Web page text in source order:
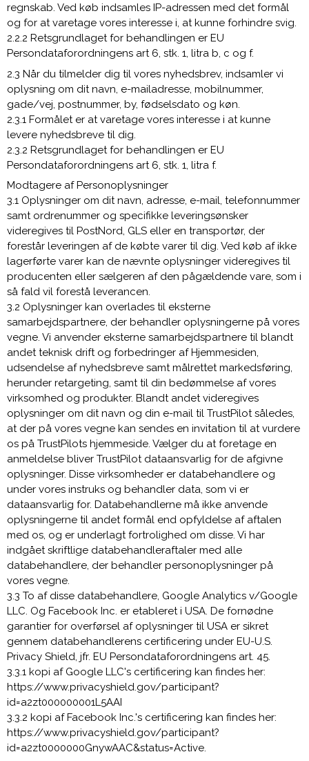
regnskab. Ved køb indsamles IP-adressen med det formål
og for at varetage vores interesse i, at kunne forhindre svig.
2.2.2 Retsgrundlaget for behandlingen er EU
Persondataforordningens art 6, stk. 1, litra b, c og f.
2.3 Når du tilmelder dig til vores nyhedsbrev, indsamler vi
oplysning om dit navn, e-mailadresse, mobilnummer,
gade/vej, postnummer, by, fødselsdato og køn.
2.3.1 Formålet er at varetage vores interesse i at kunne
levere nyhedsbreve til dig.
2.3.2 Retsgrundlaget for behandlingen er EU
Persondataforordningens art 6, stk. 1, litra f.
Modtagere af Personoplysninger
3.1 Oplysninger om dit navn, adresse, e-mail, telefonnummer
samt ordrenummer og specifikke leveringsønsker
videregives til PostNord, GLS eller en transportør, der
forestår leveringen af de købte varer til dig. Ved køb af ikke
lagerførte varer kan de nævnte oplysninger videregives til
producenten eller sælgeren af den pågældende vare, som i
så fald vil forestå leverancen.
3.2 Oplysninger kan overlades til eksterne
samarbejdspartnere, der behandler oplysningerne på vores
vegne. Vi anvender eksterne samarbejdspartnere til blandt
andet teknisk drift og forbedringer af Hjemmesiden,
udsendelse af nyhedsbreve samt målrettet markedsføring,
herunder retargeting, samt til din bedømmelse af vores
virksomhed og produkter. Blandt andet videregives
oplysninger om dit navn og din e-mail til TrustPilot således,
at der på vores vegne kan sendes en invitation til at vurdere
os på TrustPilots hjemmeside. Vælger du at foretage en
anmeldelse bliver TrustPilot dataansvarlig for de afgivne
oplysninger. Disse virksomheder er databehandlere og
under vores instruks og behandler data, som vi er
dataansvarlig for. Databehandlerne må ikke anvende
oplysningerne til andet formål end opfyldelse af aftalen
med os, og er underlagt fortrolighed om disse. Vi har
indgået skriftlige databehandleraftaler med alle
databehandlere, der behandler personoplysninger på
vores vegne.
3.3 To af disse databehandlere, Google Analytics v/Google
LLC. Og Facebook Inc. er etableret i USA. De fornødne
garantier for overførsel af oplysninger til USA er sikret
gennem databehandlerens certificering under EU-U.S.
Privacy Shield, jfr. EU Persondataforordningens art. 45.
3.3.1 kopi af Google LLC's certificering kan findes her:
https://www.privacyshield.gov/participant?
id=a2zt000000001L5AAI
3.3.2 kopi af Facebook Inc.'s certificering kan findes her:
https://www.privacyshield.gov/participant?
id=a2zt0000000GnywAAC&status=Active.